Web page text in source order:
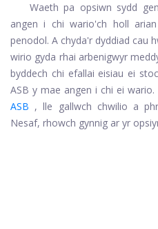
Waeth pa opsiwn sydd
angen i chi wario'ch holl
penodol. A chyda'r dyddiad cau
wirio gyda rhai arbenigwyr
byddech chi efallai eisiau ei
ASB y mae angen i chi ei
ASB , lle gallwch chwilio a
Nesaf, rhowch gynnig ar yr